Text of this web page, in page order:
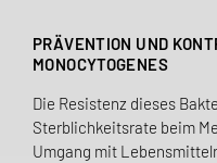
PRÄVENTION UND
MONOCYTOGENES
Die Resistenz dieses
Sterblichkeitsrate beim
Umgang mit